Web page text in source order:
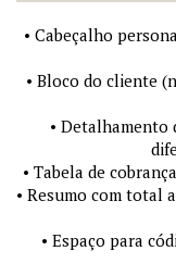
• Cabeçalho
• Bloco do cliente
•
• Tabela de
• Resumo com total
• Espaço para